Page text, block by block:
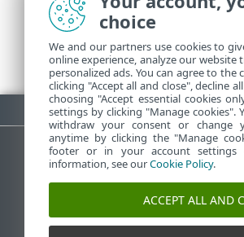
Fazer download do PDF
Base de
choice
We and our partners use cookies to
online experience, analyze our website
personalized ads. You can agree to the
clicking "Accept all and close", decline
choosing "Accept essential cookies
settings by clicking "Manage cookies".
withdraw your consent or change
anytime by clicking the "Manage
footer or in your account settings
information, see ourCookie Policy.
ACCEPT ALL AND